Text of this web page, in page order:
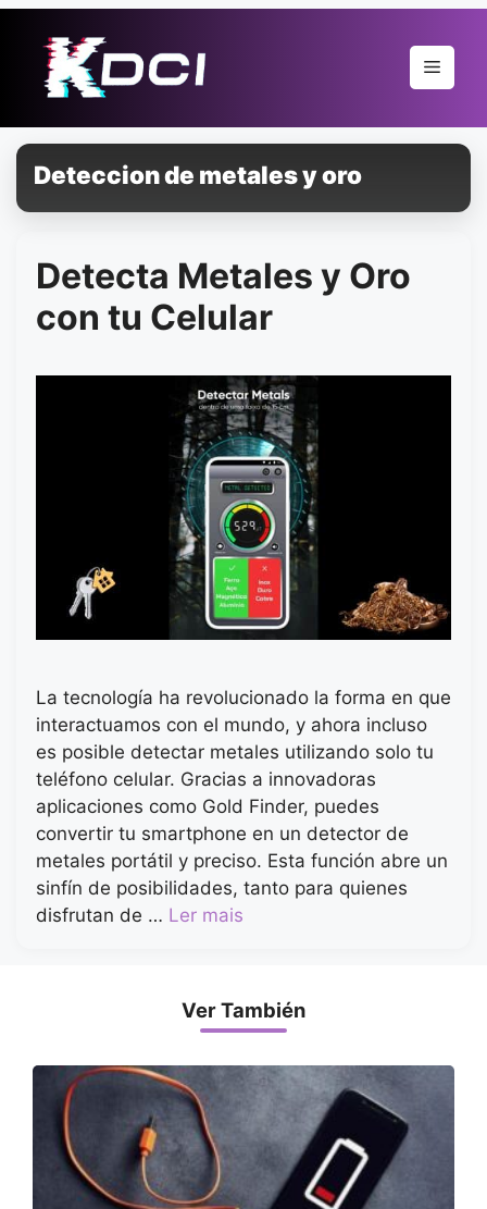
conteúdo
Menu
Deteccion de metales y oro
Detecta Metales y Oro
con tu Celular
La tecnología ha revolucionado la forma en que
interactuamos con el mundo, y ahora incluso
es posible detectar metales utilizando solo tu
teléfono celular. Gracias a innovadoras
aplicaciones como Gold Finder, puedes
convertir tu smartphone en un detector de
metales portátil y preciso. Esta función abre un
sinfín de posibilidades, tanto para quienes
disfrutan de … Ler mais
Ver También